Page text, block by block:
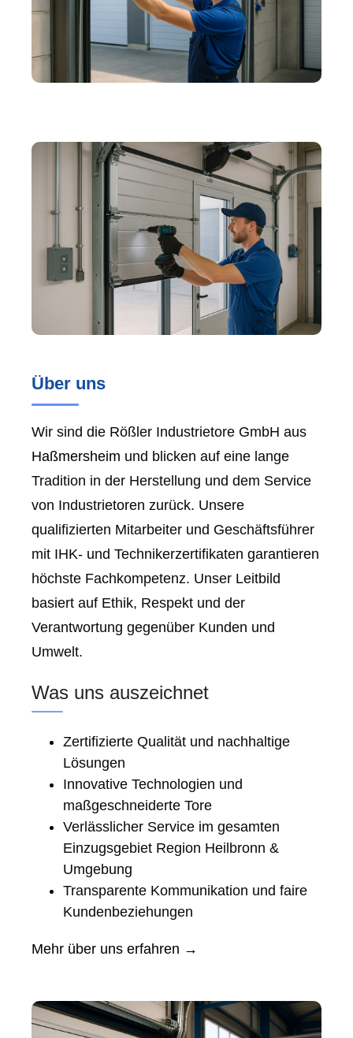
Über uns
Wir sind die Rößler Industrietore GmbH aus
Haßmersheim und blicken auf eine lange
Tradition in der Herstellung und dem Service
von Industrietoren zurück. Unsere
qualifizierten Mitarbeiter und Geschäftsführer
mit IHK- und Technikerzertifikaten garantieren
höchste Fachkompetenz. Unser Leitbild
basiert auf Ethik, Respekt und der
Verantwortung gegenüber Kunden und
Umwelt.
Was uns auszeichnet
Zertifizierte Qualität und nachhaltige
Lösungen
Innovative Technologien und
maßgeschneiderte Tore
Verlässlicher Service im gesamten
Einzugsgebiet Region Heilbronn &
Umgebung
Transparente Kommunikation und faire
Kundenbeziehungen
Mehr über uns erfahren →